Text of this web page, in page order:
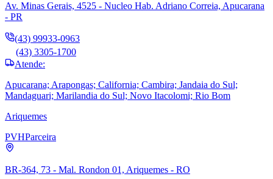
Av. Minas Gerais, 4525 - Nucleo Hab. Adriano Correia, Apucarana
- PR
(43) 99933-0963
(43) 3305-1700
Atende:
Apucarana; Arapongas; California; Cambira; Jandaia do Sul;
Mandaguari; Marilandia do Sul; Novo Itacolomi; Rio Bom
Ariquemes
PVHParceira
BR-364, 73 - Mal. Rondon 01, Ariquemes - RO